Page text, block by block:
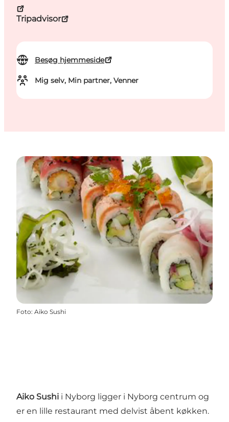
Tripadvisor
Besøg hjemmeside
Mig selv, Min partner, Venner
Foto: Aiko Sushi
Aiko Sushi i Nyborg ligger i Nyborg centrum og
er en lille restaurant med delvist åbent køkken.